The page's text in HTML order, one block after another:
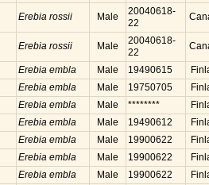
Erebia rossii Male
20040618-
22
Erebia rossii Male
20040618-
22
Erebia embla Male 19490615
Erebia embla Male 19750705
Erebia embla Male ********
Erebia embla Male 19490612
Erebia embla Male 19900622
Erebia embla Male 19900622
Erebia embla Male 19900622